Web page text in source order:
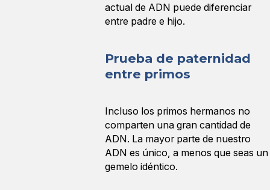
actual de ADN puede diferenciar
entre padre e hijo.
Prueba de paternidad
entre primos
Incluso los primos hermanos no
comparten una gran cantidad de
ADN. La mayor parte de nuestro
ADN es único, a menos que seas un
gemelo idéntico.